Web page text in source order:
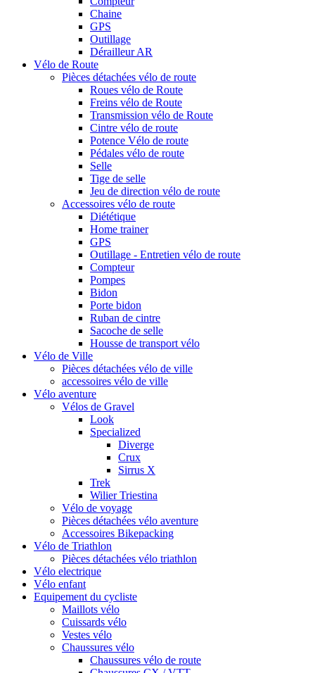
Chaine
GPS
Outillage
Dérailleur AR
Vélo de Route
Pièces détachées vélo de route
Roues vélo de Route
Freins vélo de Route
Transmission vélo de Route
Cintre vélo de route
Potence Vélo de route
Pédales vélo de route
Selle
Tige de selle
Jeu de direction vélo de route
Accessoires vélo de route
Diététique
Home trainer
GPS
Outillage - Entretien vélo de route
Compteur
Pompes
Bidon
Porte bidon
Ruban de cintre
Sacoche de selle
Housse de transport vélo
Vélo de Ville
Pièces détachées vélo de ville
accessoires vélo de ville
Vélo aventure
Vélos de Gravel
Look
Specialized
Diverge
Crux
Sirrus X
Trek
Wilier Triestina
Vélo de voyage
Pièces détachées vélo aventure
Accessoires Bikepacking
Vélo de Triathlon
Pièces détachées vélo triathlon
Vélo electrique
Vélo enfant
Equipement du cycliste
Maillots vélo
Cuissards vélo
Vestes vélo
Chaussures vélo
Chaussures vélo de route